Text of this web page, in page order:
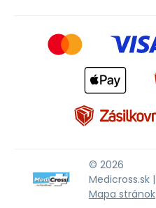
© 2026
Medicross.sk |
Mapa stránok